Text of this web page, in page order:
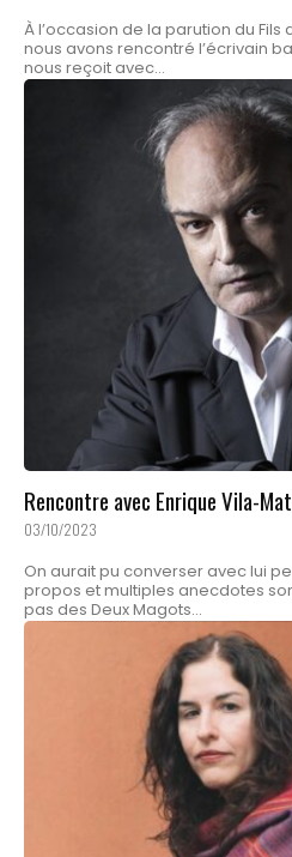
À l’occasion de la parution du Fils
nous avons rencontré l’écrivain
nous reçoit avec...
Rencontre avec Enrique Vila-
03/10/2023
On aurait pu converser avec lui
propos et multiples anecdotes
pas des Deux Magots...